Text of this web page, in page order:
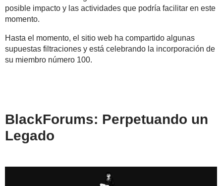
posible impacto y las actividades que podría facilitar en este
momento.
Hasta el momento, el sitio web ha compartido algunas
supuestas filtraciones y está celebrando la incorporación de
su miembro número 100.
BlackForums: Perpetuando un
Legado